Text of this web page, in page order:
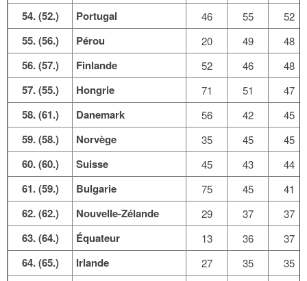
54. (52.) Portugal 46 55 52
55. (56.) Pérou 20 49 48
56. (57.) Finlande 52 46 48
57. (55.) Hongrie 71 51 47
58. (61.) Danemark 56 42 45
59. (58.) Norvège 35 45 45
60. (60.) Suisse 45 43 44
61. (59.) Bulgarie 75 45 41
62. (62.) Nouvelle-Zélande 29 37 37
63. (64.) Équateur 13 36 37
64. (65.) Irlande 27 35 35